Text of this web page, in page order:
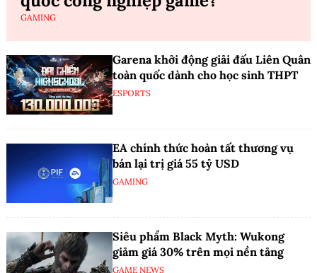
GAMING
Garena khởi động giải đấu Liên Quân
toàn quốc dành cho học sinh THPT
ESPORTS
EA chính thức hoàn tất thương vụ
bán lại trị giá 55 tỷ USD
GAMING
Siêu phẩm Black Myth: Wukong
giảm giá 30% trên mọi nền tảng
GAME NEWS